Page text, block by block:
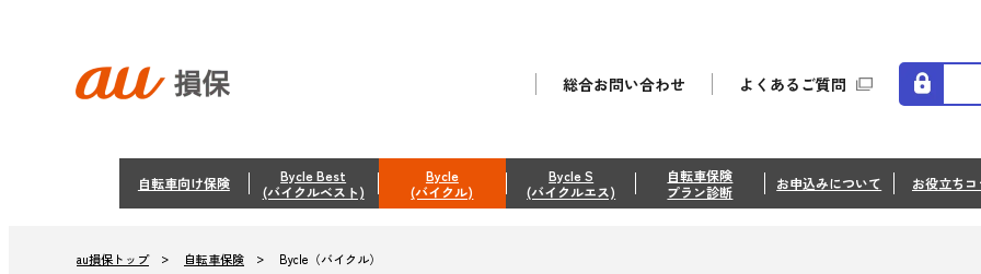
総合お問い合わせ よくあるご質問
自転車向け保険
Bycle Best
(バイクルベスト)
Bycle
(バイクル)
Bycle S
(バイクルエス)
自転車保険
プラン診断
お申込みについて お役立ち
au損保トップ 自転車保険 Bycle（バイクル）